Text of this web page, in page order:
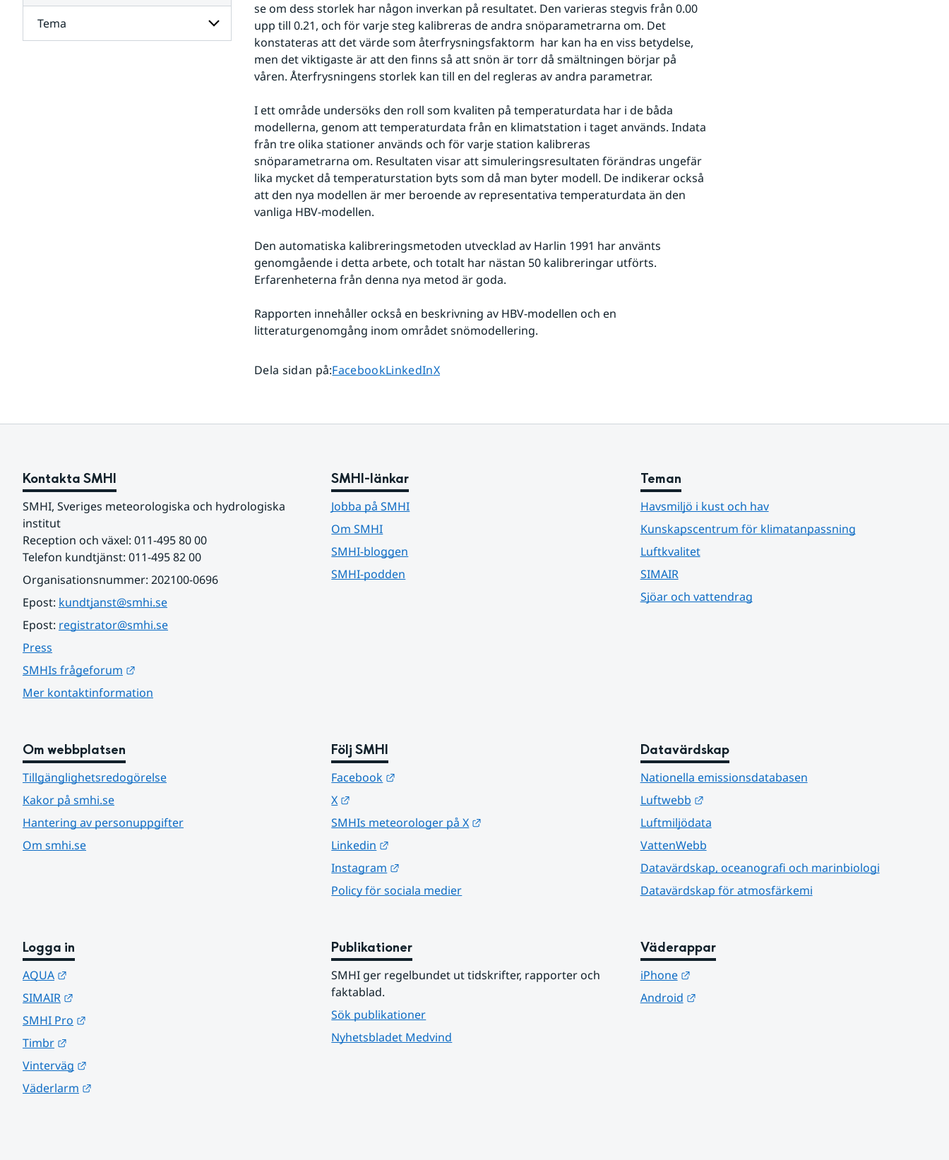
Tema
Undersidor
se om dess storlek har någon inverkan på resultatet. Den varieras stegvis från 0.00
upp till 0.21, och för varje steg kalibreras de andra snöparametrarna om. Det
konstateras att det värde som återfrysningsfaktorm  har kan ha en viss betydelse,
men det viktigaste är att den finns så att snön är torr då smältningen börjar på
våren. Återfrysningens storlek kan till en del regleras av andra parametrar.
I ett område undersöks den roll som kvaliten på temperaturdata har i de båda
modellerna, genom att temperaturdata från en klimatstation i taget används. Indata
från tre olika stationer används och för varje station kalibreras
snöparametrarna om. Resultaten visar att simuleringsresultaten förändras ungefär
lika mycket då temperaturstation byts som då man byter modell. De indikerar också
att den nya modellen är mer beroende av representativa temperaturdata än den
vanliga HBV-modellen.
Den automatiska kalibreringsmetoden utvecklad av Harlin 1991 har använts
genomgående i detta arbete, och totalt har nästan 50 kalibreringar utförts.
Erfarenheterna från denna nya metod är goda.
Rapporten innehåller också en beskrivning av HBV-modellen och en
litteraturgenomgång inom området snömodellering.
Dela sidan på:Dela sidan på
FacebookDela sidan på
LinkedInDela sidan på
X
Kontakta SMHI
SMHI, Sveriges meteorologiska och hydrologiska
institut
Reception och växel: 011-495 80 00
Telefon kundtjänst: 011-495 82 00
Organisationsnummer: 202100-0696
Epost: kundtjanst@smhi.se
Epost: registrator@smhi.se
Press
SMHIs frågeforum
Mer kontaktinformation
SMHI-länkar
Jobba på SMHI
Om SMHI
SMHI-bloggen
SMHI-podden
Teman
Havsmiljö i kust och hav
Kunskapscentrum för klimatanpassning
Luftkvalitet
SIMAIR
Sjöar och vattendrag
Om webbplatsen
Tillgänglighetsredogörelse
Kakor på smhi.se
Hantering av personuppgifter
Om smhi.se
Följ SMHI
Facebook
X
SMHIs meteorologer på X
Linkedin
Instagram
Policy för sociala medier
Datavärdskap
Nationella emissionsdatabasen
Luftwebb
Länk till annan webbplats.
Luftmiljödata
VattenWebb
Datavärdskap, oceanografi och marinbiologi
Datavärdskap för atmosfärkemi
Logga in
AQUA
SIMAIR
SMHI Pro
Timbr
Vinterväg
Väderlarm
Publikationer
SMHI ger regelbundet ut tidskrifter, rapporter och
faktablad.
Sök publikationer
Nyhetsbladet Medvind
Väderappar
iPhone
Länk till annan webbplats.
Android
Länk till annan webbplats.